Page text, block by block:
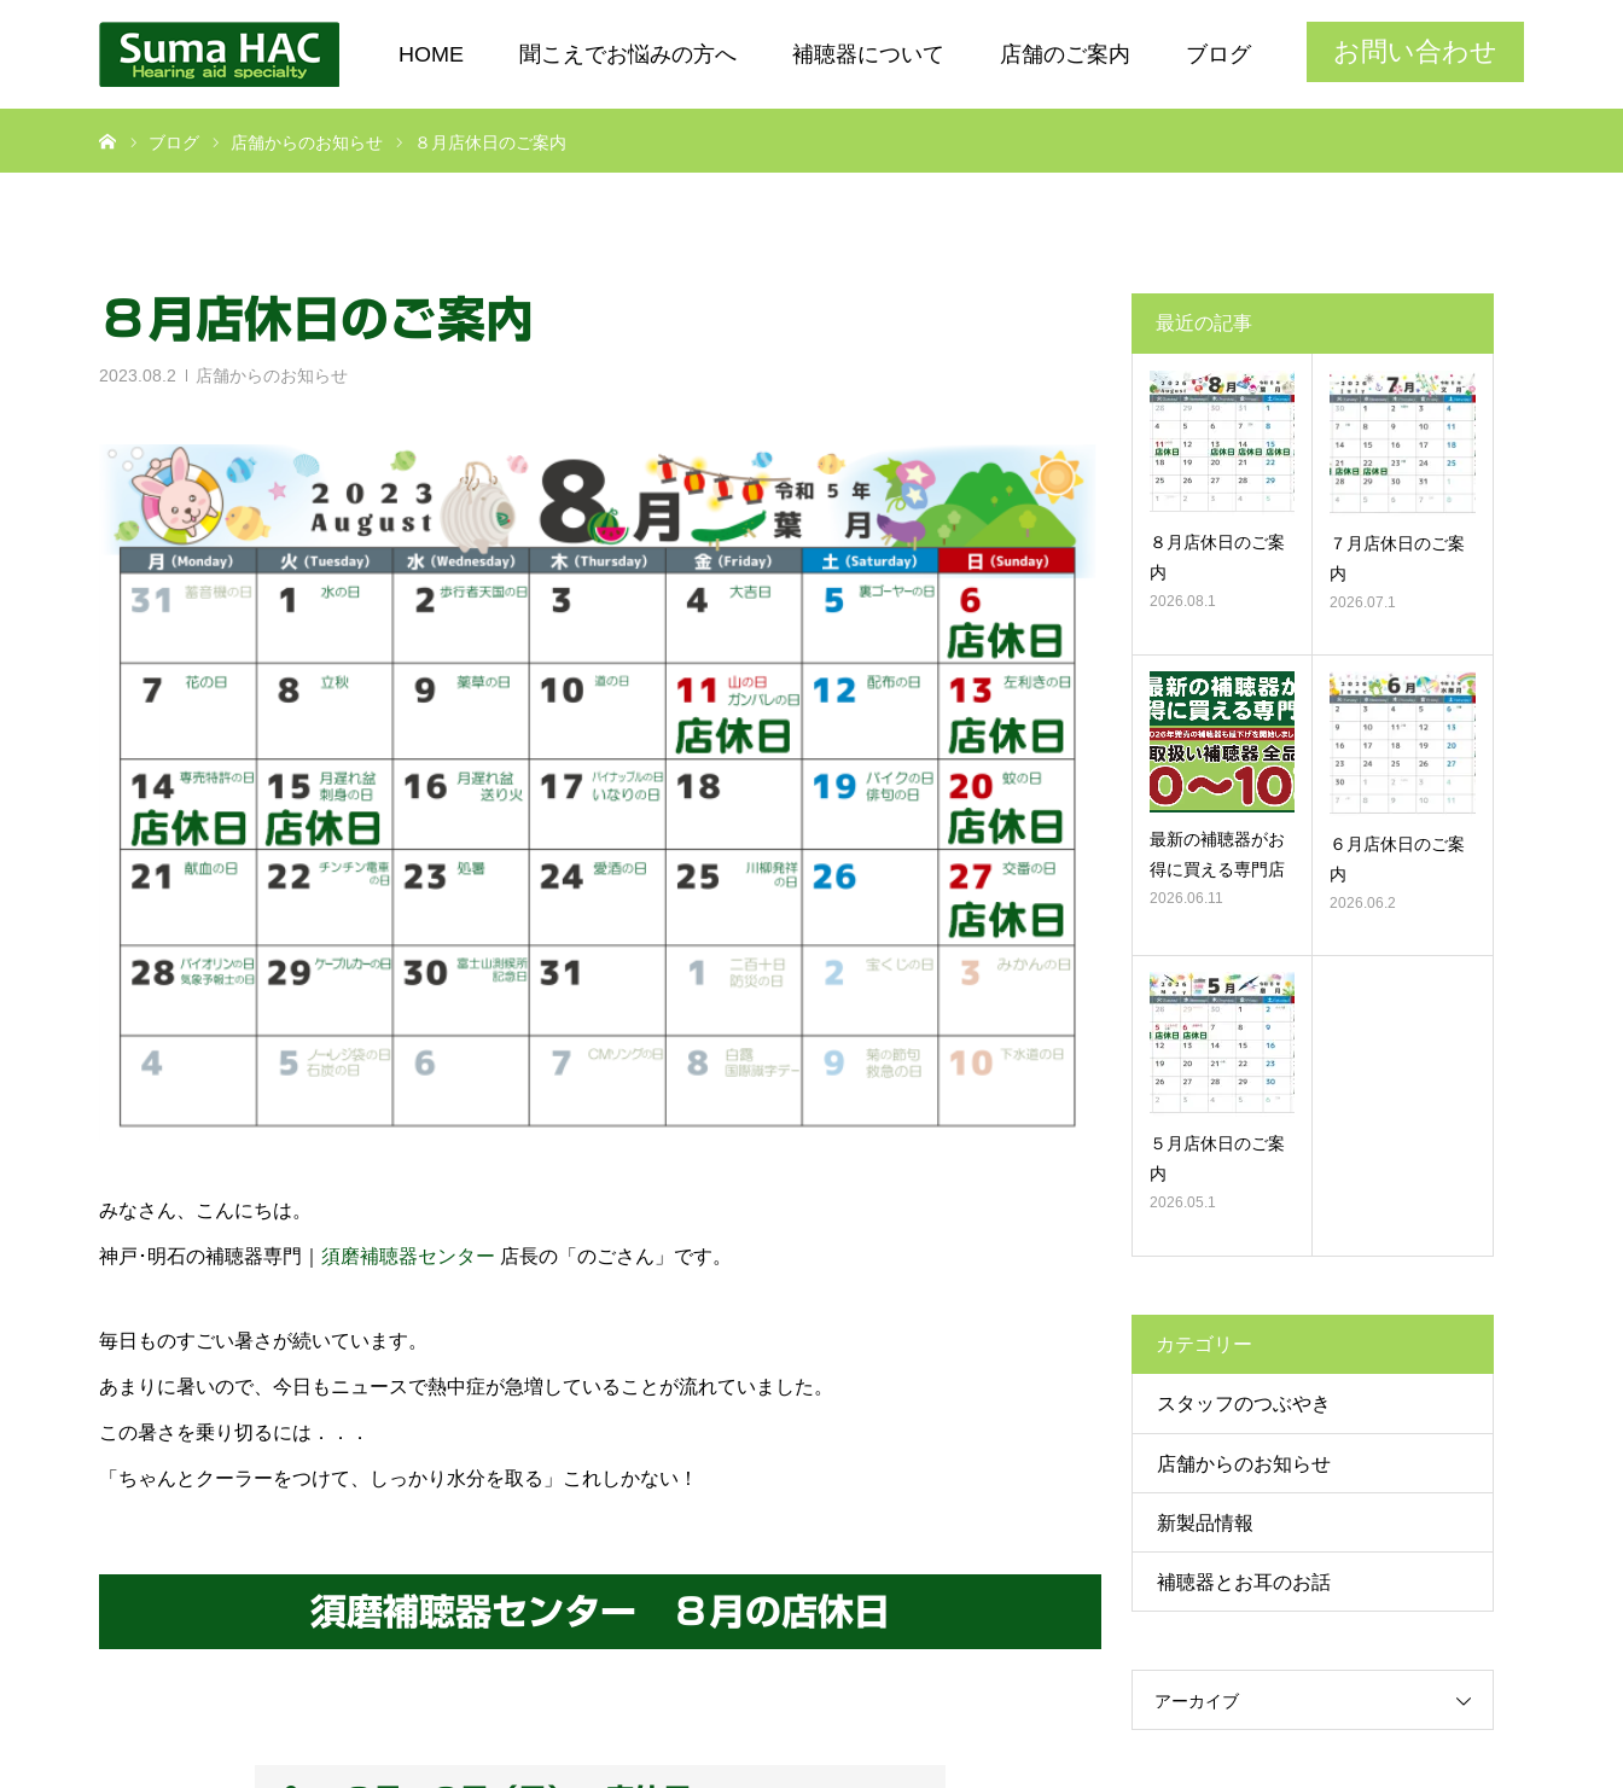
お問い合わせ
HOME 聞こえでお悩みの方へ 補聴器について 店舗のご案内 ブログ
ブログ 店舗からのお知らせ ８月店休日のご案内
８月店休日のご案内
2023.08.2 店舗からのお知らせ
みなさん、こんにちは。
神戸･明石の補聴器専門｜ 須磨補聴器センター 店長の「のごさん」です。
毎日ものすごい暑さが続いています。
あまりに暑いので、今日もニュースで熱中症が急増していることが流れていました。
この暑さを乗り切るには．．．
「ちゃんとクーラーをつけて、しっかり水分を取る」これしかない！
須磨補聴器センター ８月の店休日
最近の記事
８月店休日のご案
内
2026.08.1
７月店休日のご案
内
2026.07.1
最新の補聴器がお
得に買える専門店
2026.06.11
６月店休日のご案
内
2026.06.2
５月店休日のご案
内
2026.05.1
カテゴリー
スタッフのつぶやき
店舗からのお知らせ
新製品情報
補聴器とお耳のお話
アーカイブ